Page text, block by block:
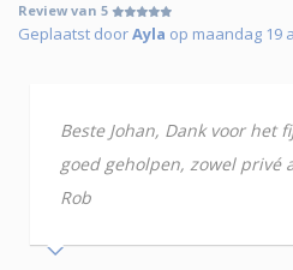
Review van 5
Geplaatst doorAyla op maandag 19
Beste Johan, Dank voor het
goed geholpen, zowel privé
Rob